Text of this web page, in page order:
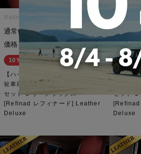
Refinad レフィナード
通常価格 ¥59,800のところ
価格 ¥53,820税込
10％OFF
【ハイサマsale】ヴォクシ―（福
祉車両） レザーシートカバー 全席
セット レザーデラックス
[Refinad レフィナード] Leather
Deluxe
Refinad
通常価格
価格 ¥
10％OFF
【ハイサ
ブリッ
セット
[Refinad
Deluxe